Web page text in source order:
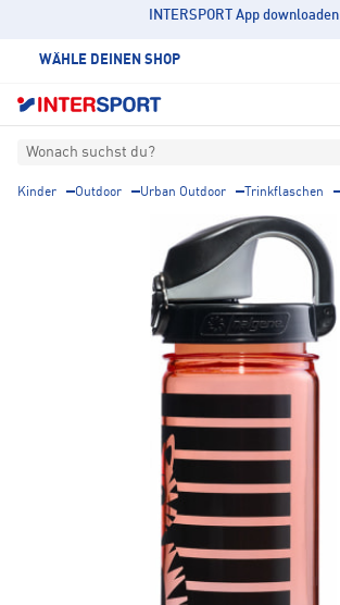
INTERSPORT App downloaden
WÄHLE DEINEN SHOP
Wonach suchst du?
Kinder Outdoor Urban Outdoor Trinkflaschen